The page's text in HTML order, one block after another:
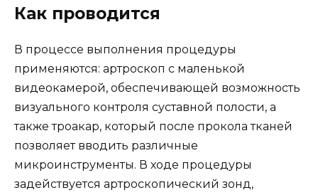
Как проводится
В процессе выполнения процедуры
применяются: артроскоп с маленькой
видеокамерой, обеспечивающей возможность
визуального контроля суставной полости, а
также троакар, который после прокола тканей
позволяет вводить различные
микроинструменты. В ходе процедуры
задействуется артроскопический зонд,